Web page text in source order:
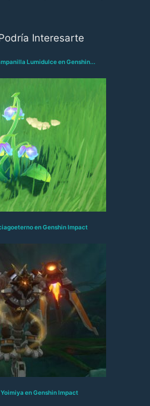
Interesarte
Lumidulce en Genshin...
en Genshin Impact
en Genshin Impact